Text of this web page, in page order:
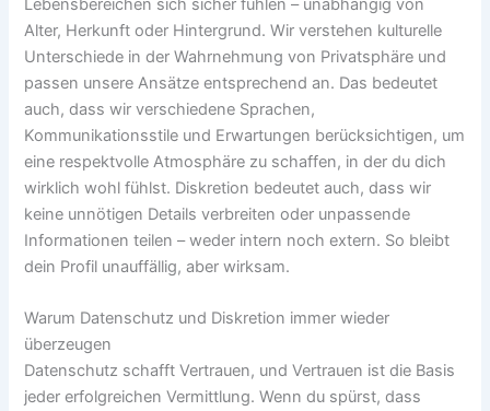
Alter, Herkunft oder Hintergrund. Wir verstehen kulturelle
Unterschiede in der Wahrnehmung von Privatsphäre und
passen unsere Ansätze entsprechend an. Das bedeutet
auch, dass wir verschiedene Sprachen,
Kommunikationsstile und Erwartungen berücksichtigen, um
eine respektvolle Atmosphäre zu schaffen, in der du dich
wirklich wohl fühlst. Diskretion bedeutet auch, dass wir
keine unnötigen Details verbreiten oder unpassende
Informationen teilen – weder intern noch extern. So bleibt
dein Profil unauffällig, aber wirksam.
Warum Datenschutz und Diskretion immer wieder
überzeugen
Datenschutz schafft Vertrauen, und Vertrauen ist die Basis
jeder erfolgreichen Vermittlung. Wenn du spürst, dass